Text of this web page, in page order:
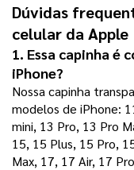
Dúvidas
celular da Apple
1. Essa capinha é
iPhone?
Nossa capinha
modelos de iPhone:
mini, 13 Pro, 13 Pro
15, 15 Plus, 15 Pro,
Max, 17, 17 Air, 17